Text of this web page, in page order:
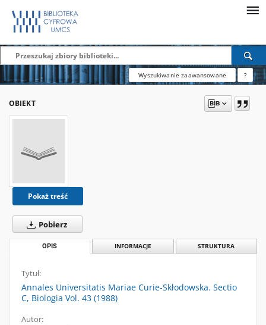
Wyszukiwanie zaawansowane ?
OBIEKT
Pokaż treść
Pobierz
OPIS INFORMACJE STRUKTURA
Tytuł:
Annales Universitatis Mariae Curie-Skłodowska. Sectio
C, Biologia Vol. 43 (1988)
Autor: